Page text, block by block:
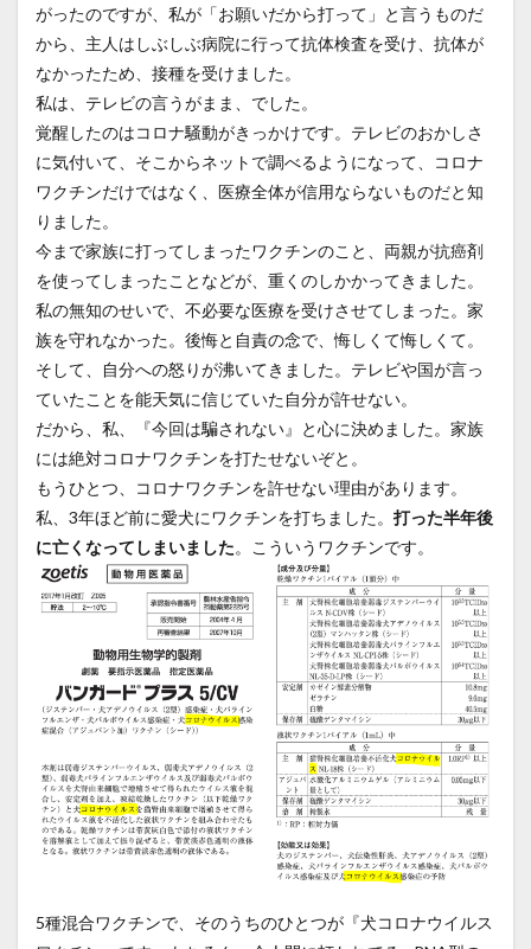
がったのですが、私が「お願いだから打って」と言うものだ
から、主人はしぶしぶ病院に行って抗体検査を受け、抗体が
なかったため、接種を受けました。
私は、テレビの言うがまま、でした。
覚醒したのはコロナ騒動がきっかけです。テレビのおかしさ
に気付いて、そこからネットで調べるようになって、コロナ
ワクチンだけではなく、医療全体が信用ならないものだと知
りました。
今まで家族に打ってしまったワクチンのこと、両親が抗癌剤
を使ってしまったことなどが、重くのしかかってきました。
私の無知のせいで、不必要な医療を受けさせてしまった。家
族を守れなかった。後悔と自責の念で、悔しくて悔しくて。
そして、自分への怒りが沸いてきました。テレビや国が言っ
ていたことを能天気に信じていた自分が許せない。
だから、私、『今回は騙されない』と心に決めました。家族
には絶対コロナワクチンを打たせないぞと。
もうひとつ、コロナワクチンを許せない理由があります。
私、3年ほど前に愛犬にワクチンを打ちました。 打った半年後
に亡くなってしまいました。こういうワクチンです。
5種混合ワクチンで、そのうちのひとつが『犬コロナウイルス